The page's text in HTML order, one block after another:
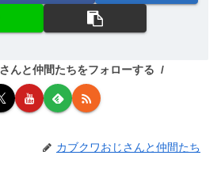
んと仲間たちをフォローする
カブクワおじさんと仲間たち